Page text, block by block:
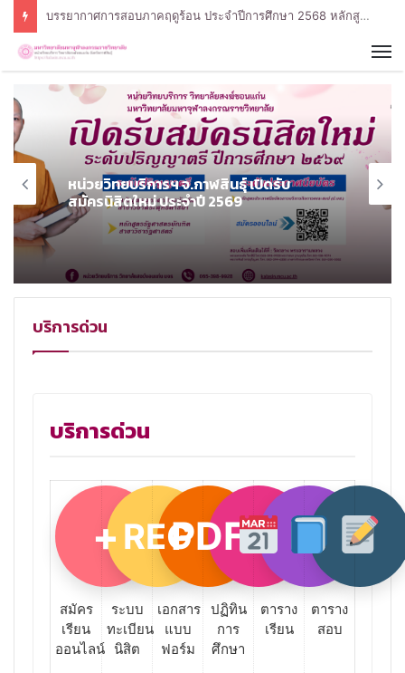
บรรยากาศการสอบภาคฤดูร้อน ประจำปีการศึกษา 2568 หลักสูตรรัฐศาสตรบัณฑิต สาขาวิชารัฐศาสตร์
หน่วยวิทยบริการฯ จ.กาฬสินธุ์ เปิดรับ
สมัครนิสิตใหม่ ประจำปี 2569
บริการด่วน
บริการด่วน
+
สมัคร
เรียน
ออนไลน์
REG
ระบบ
ทะเบียน
นิสิต
PDF
เอกสาร
แบบ
ฟอร์ม
ปฏิทิน
การ
ศึกษา
ตาราง
เรียน
ตาราง
สอบ